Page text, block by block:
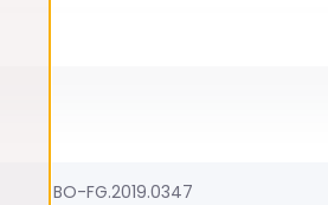
BO-FG.2019.0347